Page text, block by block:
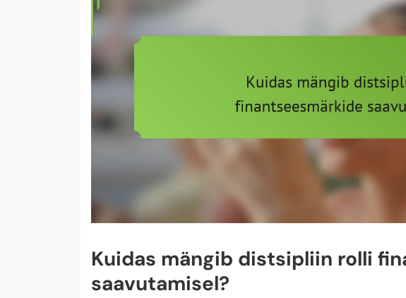
Kuidas mängib distsipliin rolli
saavutamisel?